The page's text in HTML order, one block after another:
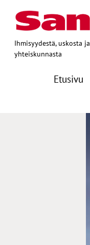
Ihmisyydestä, uskosta ja
yhteiskunnasta
Etusivu